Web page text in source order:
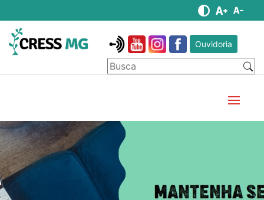
Ouvidoria